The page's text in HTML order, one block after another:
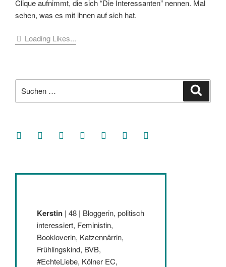
Clique aufnimmt, die sich “Die Interessanten” nennen. Mal
sehen, was es mit ihnen auf sich hat.
Loading Likes...
nach:
facebooksoundcloud
twitter mastodoninstagramthreads goodreads
Kerstin | 48 | Bloggerin, politisch
interessiert, Feministin,
Bookloverin, Katzennärrin,
Frühlingskind, BVB,
#EchteLiebe, Kölner EC,